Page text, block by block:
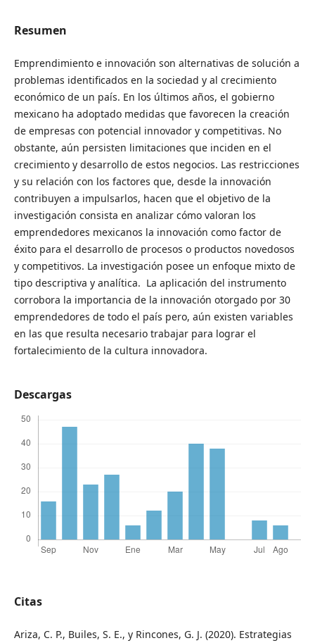
Resumen
Emprendimiento e innovación son alternativas de solución a
problemas identificados en la sociedad y al crecimiento
económico de un país. En los últimos años, el gobierno
mexicano ha adoptado medidas que favorecen la creación
de empresas con potencial innovador y competitivas. No
obstante, aún persisten limitaciones que inciden en el
crecimiento y desarrollo de estos negocios. Las restricciones
y su relación con los factores que, desde la innovación
contribuyen a impulsarlos, hacen que el objetivo de la
investigación consista en analizar cómo valoran los
emprendedores mexicanos la innovación como factor de
éxito para el desarrollo de procesos o productos novedosos
y competitivos. La investigación posee un enfoque mixto de
tipo descriptiva y analítica. La aplicación del instrumento
corrobora la importancia de la innovación otorgado por 30
emprendedores de todo el país pero, aún existen variables
en las que resulta necesario trabajar para lograr el
fortalecimiento de la cultura innovadora.
Descargas
Citas
Ariza, C. P., Builes, S. E., y Rincones, G. J. (2020). Estrategias